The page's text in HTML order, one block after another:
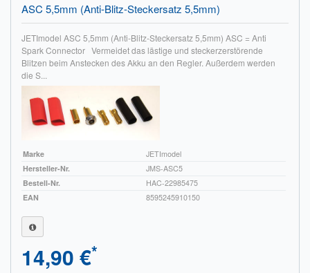
Geschäftszeiten
Impressum
ÜBER UNS
Unsere Philosophie
WARENKORB
ASC 5,5mm (Anti-Blitz-Steckersatz 5,5mm)
JETImodel ASC 5,5mm (Anti-Blitz-Steckersatz 5,5mm) ASC = Anti
Spark Connector Vermeidet das lästige und steckerzerstörende
Blitzen beim Anstecken des Akku an den Regler. Außerdem werden
die S...
Marke
JETImodel
Hersteller-Nr.
JMS-ASC5
Bestell-Nr.
HAC-22985475
EAN
8595245910150
14,90 €*